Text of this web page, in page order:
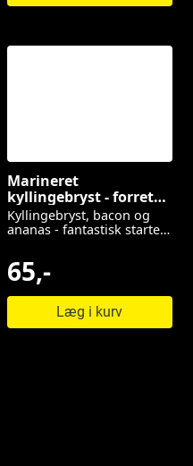
Marineret
kyllingebryst - forret
til enhver fest
Kyllingebryst, bacon og
ananas - fantastisk starter
65,-
Læg i kurv